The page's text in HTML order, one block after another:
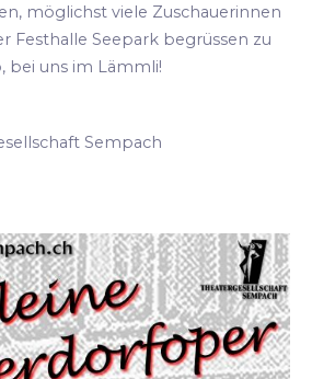
möglichst viele Zuschauerinnen
Festhalle Seepark begrüssen zu
bei uns im Lämmli!
Sempach